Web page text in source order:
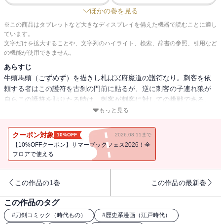
ほかの巻を見る
※この商品はタブレットなど大きなディスプレイを備えた機器で読むことに適し
ています。
文字だけを拡大することや、文字列のハイライト、検索、辞書の参照、引用など
の機能が使用できません。
あらすじ
牛頭馬頭（ごずめず）を描きし札は冥府魔道の護符なり。刺客を依
頼する者はこの護符を古刹の門前に貼るが、逆に刺客の子連れ狼が
自らこの護符を貼りたる時は、刺客が刺客に対しての挑戦である。
面頬を付けた新たな刺客とは！？収録作「筑紫路」ほか「芋の約
もっと見る
クーポン対象 10%OFF 2026.08.11まで
【10%OFFクーポン】サマーブックフェス2026！全
フロアで使える
この作品の1巻 この作品の最新巻
この作品のタグ
#刀剣コミック（時代もの） #歴史系漫画（江戸時代）